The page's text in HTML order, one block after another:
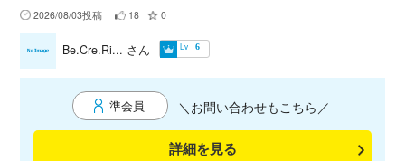
2026/08/03投稿 18 0
準会員 ＼お問い合わせもこちら／
詳細を見る
Be.Cre.Ri... さん Lv 6